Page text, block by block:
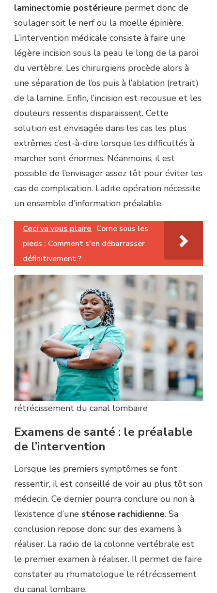
laminectomie postérieure permet donc de
soulager soit le nerf ou la moelle épinière.
L’intervention médicale consiste à faire une
légère incision sous la peau le long de la paroi
du vertèbre. Les chirurgiens procède alors à
une séparation de l’os puis à l’ablation (retrait)
de la lamine. Enfin, l’incision est recousue et les
douleurs ressentis disparaissent. Cette
solution est envisagée dans les cas les plus
extrêmes c’est-à-dire lorsque les difficultés à
marcher sont énormes. Néanmoins, il est
possible de l’envisager assez tôt pour éviter les
cas de complication. Ladite opération nécessite
un ensemble d’information préalable.
Ceci va vous plaire Corne sous les
pieds : Comment s'en débarrasser
définitivement ?
rétrécissement du canal lombaire
Examens de santé : le préalable
de l’intervention
Lorsque les premiers symptômes se font
ressentir, il est conseillé de voir au plus tôt son
médecin. Ce dernier pourra conclure ou non à
l’existence d’une sténose rachidienne. Sa
conclusion repose donc sur des examens à
réaliser. La radio de la colonne vertébrale est
le premier examen à réaliser. Il permet de faire
constater au rhumatologue le rétrécissement
du canal lombaire.